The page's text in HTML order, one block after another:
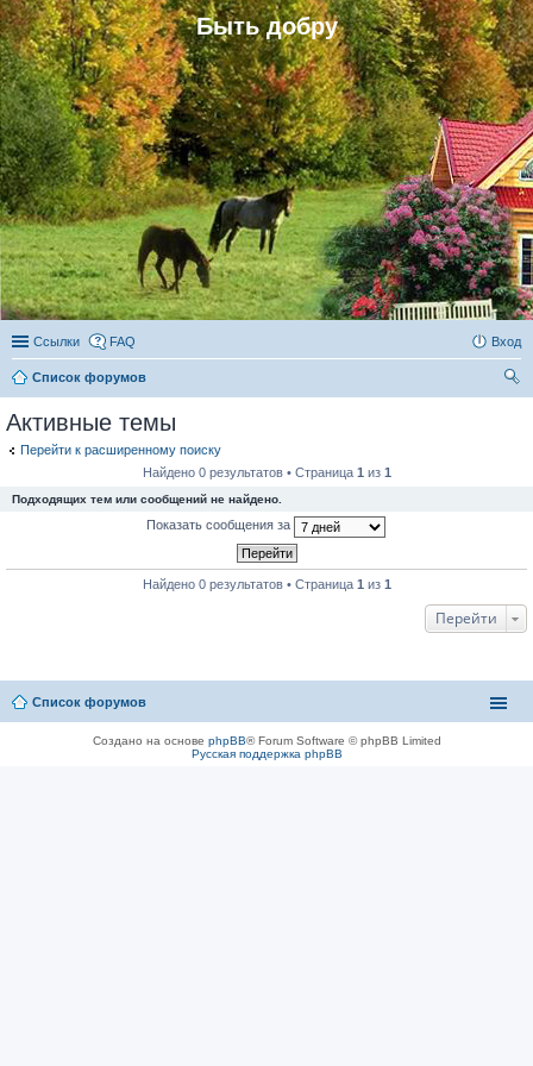
Быть добру
Ссылки FAQ Вход
Список форумов
Активные темы
Перейти к расширенному поиску
Найдено 0 результатов • Страница 1 из 1
Подходящих тем или сообщений не найдено.
Показать сообщения за
Найдено 0 результатов • Страница 1 из 1
Перейти
Список форумов
Создано на основе phpBB® Forum Software © phpBB Limited
Русская поддержка phpBB